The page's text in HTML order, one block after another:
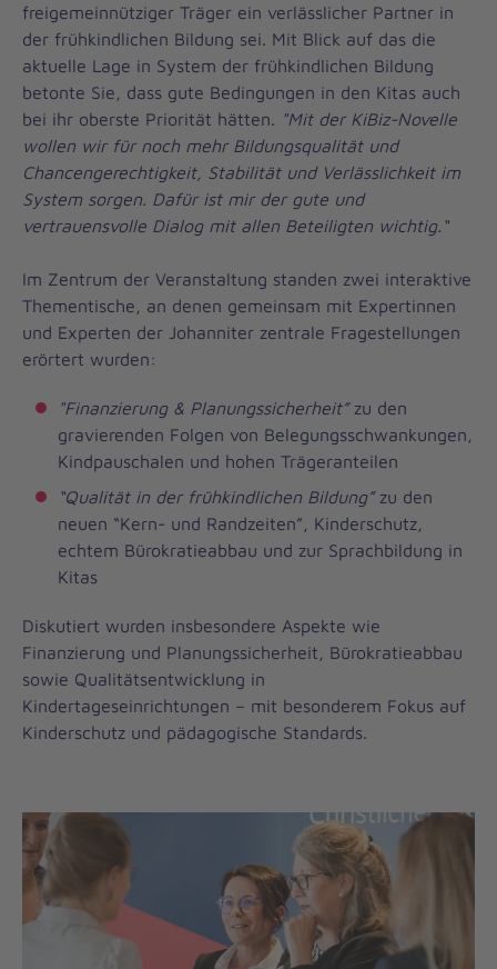
freigemeinnütziger Träger ein verlässlicher Partner in
der frühkindlichen Bildung sei. Mit Blick auf das die
aktuelle Lage in System der frühkindlichen Bildung
betonte Sie, dass gute Bedingungen in den Kitas auch
bei ihr oberste Priorität hätten. "Mit der KiBiz-Novelle
wollen wir für noch mehr Bildungsqualität und
Chancengerechtigkeit, Stabilität und Verlässlichkeit im
System sorgen. Dafür ist mir der gute und
vertrauensvolle Dialog mit allen Beteiligten wichtig.“
Im Zentrum der Veranstaltung standen zwei interaktive
Thementische, an denen gemeinsam mit Expertinnen
und Experten der Johanniter zentrale Fragestellungen
erörtert wurden:
"Finanzierung & Planungssicherheit”zu den
gravierenden Folgen von Belegungsschwankungen,
Kindpauschalen und hohen Trägeranteilen
“Qualität in der frühkindlichen Bildung” zu den
neuen “Kern- und Randzeiten”, Kinderschutz,
echtem Bürokratieabbau und zur Sprachbildung in
Kitas
Diskutiert wurden insbesondere Aspekte wie
Finanzierung und Planungssicherheit, Bürokratieabbau
sowie Qualitätsentwicklung in
Kindertageseinrichtungen – mit besonderem Fokus auf
Kinderschutz und pädagogische Standards.